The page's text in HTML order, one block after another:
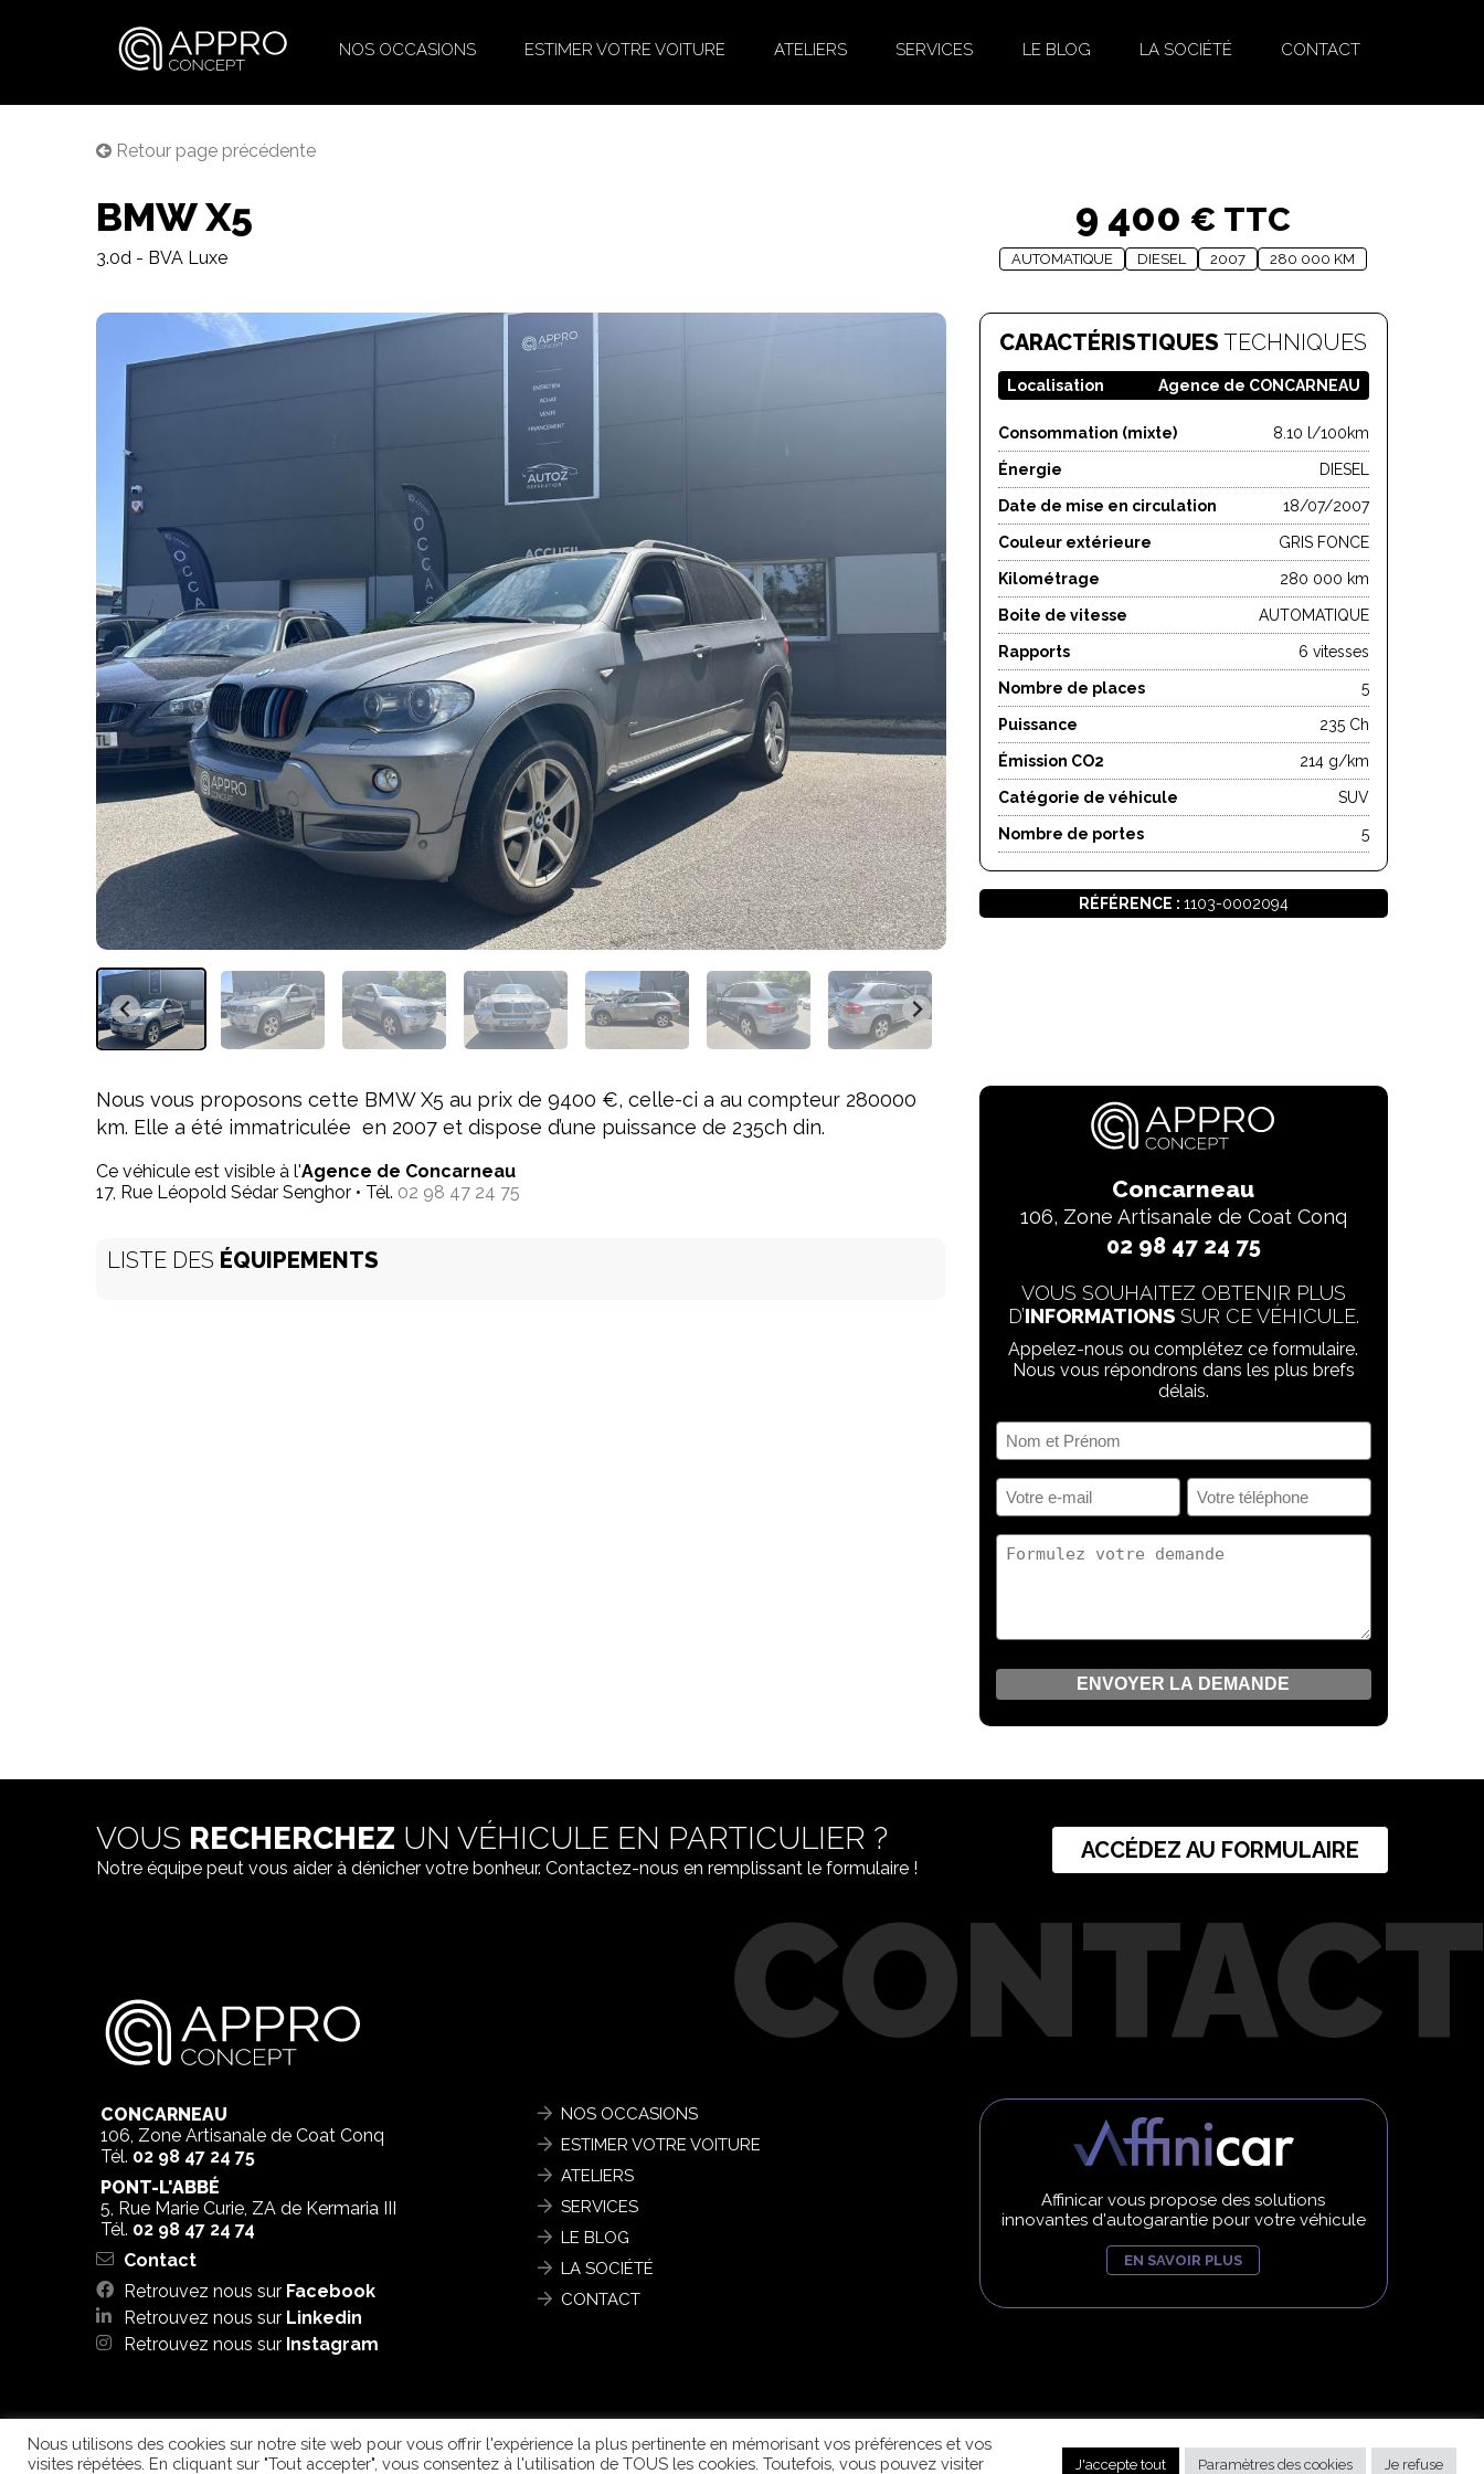
NOS OCCASIONS ESTIMER VOTRE VOITURE ATELIERS SERVICES LE BLOG LA SOCIÉTÉ CONTACT
Retour page précédente
BMW X5
3.0d - BVA Luxe
9 400€ TTC
AUTOMATIQUE DIESEL 2007 280 000 KM
CARACTÉRISTIQUES TECHNIQUES
Localisation Agence de CONCARNEAU
Consommation (mixte) 8.10 l/100km
Énergie DIESEL
Date de mise en circulation 18/07/2007
Couleur extérieure GRIS FONCE
Kilométrage 280 000 km
Boite de vitesse AUTOMATIQUE
Rapports 6 vitesses
Nombre de places 5
Puissance 235 Ch
Émission CO2 214 g/km
Catégorie de véhicule SUV
Nombre de portes 5
RÉFÉRENCE : 1103-0002094
Nous vous proposons cette BMW X5 au prix de 9400 €, celle-ci a au compteur 280000
km. Elle a été immatriculée en 2007 et dispose d’une puissance de 235ch din.
Ce véhicule est visible à l'Agence de Concarneau
17, Rue Léopold Sédar Senghor • Tél. 02 98 47 24 75
LISTE DES ÉQUIPEMENTS
Concarneau
106, Zone Artisanale de Coat Conq
02 98 47 24 75
VOUS SOUHAITEZ OBTENIR PLUS
D’INFORMATIONSSUR CE VÉHICULE.
Appelez-nous ou complétez ce formulaire.
Nous vous répondrons dans les plus brefs
délais.
(Nécessaire)
Votre
e-
(Nécessaire)
téléphone
Votre
demande
VOUS RECHERCHEZ UN VÉHICULE EN PARTICULIER ?
Notre équipe peut vous aider à dénicher votre bonheur. Contactez-nous en remplissant le formulaire !
ACCÉDEZ AU FORMULAIRE
CONCARNEAU
106, Zone Artisanale de Coat Conq
Tél. 02 98 47 24 75
PONT-L'ABBÉ
5, Rue Marie Curie, ZA de Kermaria III
Tél. 02 98 47 24 74
Contact
Retrouvez nous sur Facebook
Retrouvez nous sur Linkedin
Retrouvez nous sur Instagram
NOS OCCASIONS
ESTIMER VOTRE VOITURE
ATELIERS
SERVICES
LE BLOG
LA SOCIÉTÉ
CONTACT
Affinicar vous propose des solutions
innovantes d'autogarantie pour votre véhicule
EN SAVOIR PLUS
Nous utilisons des cookies sur notre site web pour vous offrir l'expérience la plus pertinente en mémorisant vos préférences et vos
visites répétées. En cliquant sur "Tout accepter", vous consentez à l'utilisation de TOUS les cookies. Toutefois, vous pouvez visiter
J'accepte tout Paramètres des cookies Je refuse